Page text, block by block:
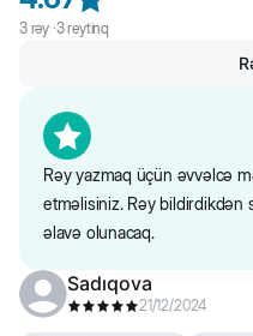
lətisi, dadverici balıq, vitaminlər
oliqosaxaridlər, pivə mayası,
Saytdakı maddələr və qida
olunur.
3rəy ·3reytinq
Rəy yazmaq üçün əvvəlcə
etməlisiniz. Rəy bildirdikdən
əlavə olunacaq.
Sadıqova
21/12/2024